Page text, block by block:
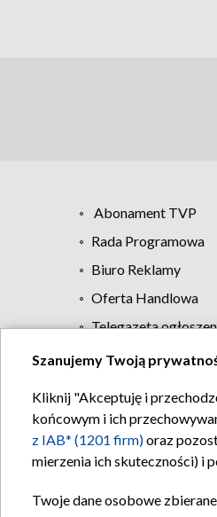
Abonament TVP
Rada Programowa
Biuro Reklamy
Oferta Handlowa
Telegazeta
Szanujemy Twoją
Kliknij "Akceptuję i
końcowym i ich
z IAB* (1201 firm)oraz
mierzenia ich skuteczności) i
Twoje dane osobowe